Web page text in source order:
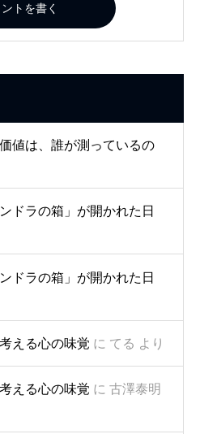
トを書く
値は、誰が測っているの
ドラの箱」が開かれた日
ドラの箱」が開かれた日
える心の味覚 に てる より
える心の味覚 に 古澤泰明